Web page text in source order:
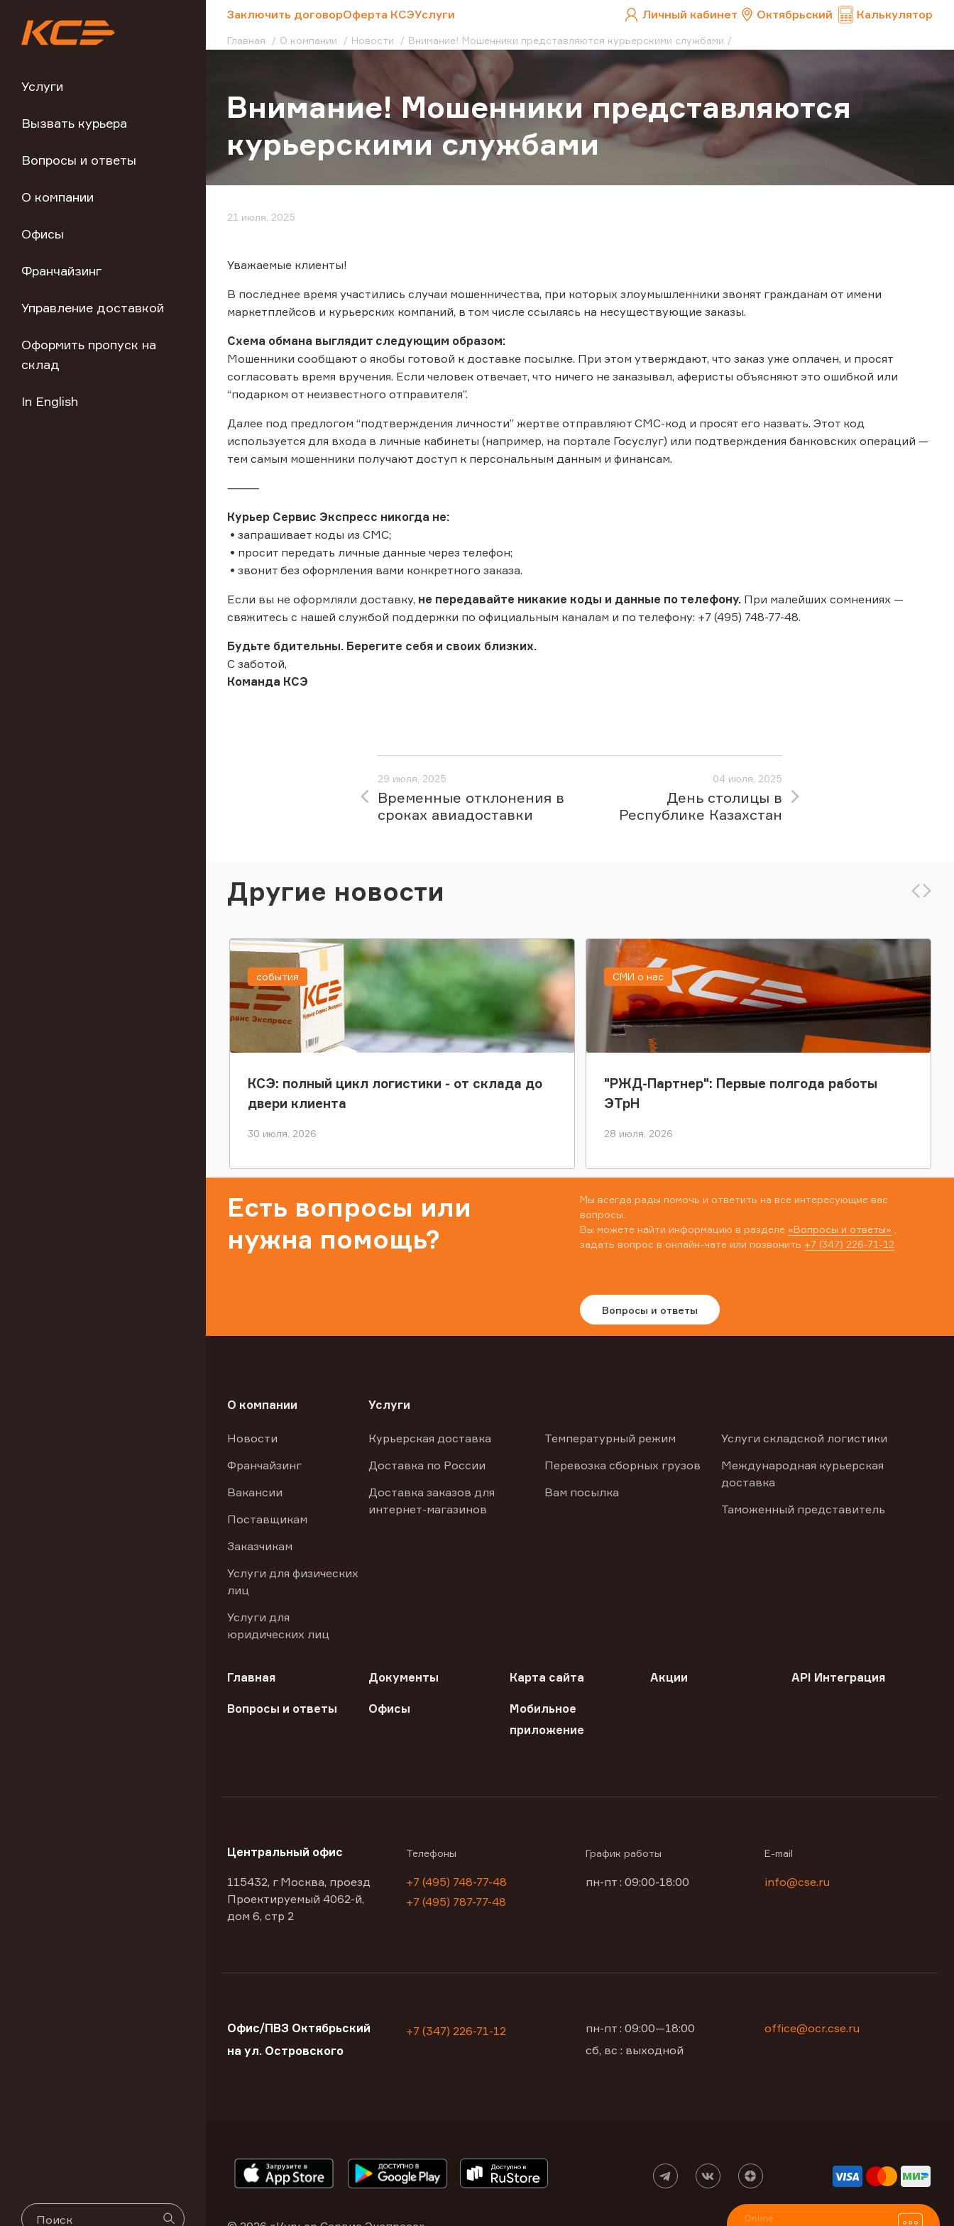
Услуги
Вызвать курьера
Вопросы и ответы
О компании
Офисы
Франчайзинг
Управление доставкой
Оформить пропуск на
склад
In English
Заключить договорОферта КСЭУслуги Личный кабинет Октябрьский Калькулятор
Главная О компании Новости Внимание! Мошенники представляются курьерскими службами
Внимание! Мошенники представляются
курьерскими службами
21 июля, 2025
Уважаемые клиенты!
В последнее время участились случаи мошенничества, при которых злоумышленники звонят гражданам от имени
маркетплейсов и курьерских компаний, в том числе ссылаясь на несуществующие заказы.
Схема обмана выглядит следующим образом:
Мошенники сообщают о якобы готовой к доставке посылке. При этом утверждают, что заказ уже оплачен, и просят
согласовать время вручения. Если человек отвечает, что ничего не заказывал, аферисты объясняют это ошибкой или
“подарком от неизвестного отправителя”.
Далее под предлогом “подтверждения личности” жертве отправляют СМС-код и просят его назвать. Этот код
используется для входа в личные кабинеты (например, на портале Госуслуг) или подтверждения банковских операций —
тем самым мошенники получают доступ к персональным данным и финансам.
⸻
Курьер Сервис Экспресс никогда не:
• запрашивает коды из СМС;
• просит передать личные данные через телефон;
• звонит без оформления вами конкретного заказа.
Если вы не оформляли доставку, не передавайте никакие коды и данные по телефону. При малейших сомнениях —
свяжитесь с нашей службой поддержки по официальным каналам и по телефону: +7 (495) 748-77-48.
Будьте бдительны. Берегите себя и своих близких.
С заботой,
Команда КСЭ
29 июля, 2025
Временные отклонения в
сроках авиадоставки
04 июля, 2025
День столицы в
Республике Казахстан
Другие новости
КСЭ: полный цикл логистики - от склада до
двери клиента
30 июля, 2026
события
"РЖД-Партнер": Первые полгода работы
ЭТрН
28 июля, 2026
СМИ о нас
Есть вопросы или
нужна помощь?
Мы всегда рады помочь и ответить на все интересующие вас
вопросы.
Вы можете найти информацию в разделе «Вопросы и ответы»
задать вопрос в онлайн-чате или позвонить +7 (347) 226-71-12
Вопросы и ответы
О компании
Новости
Франчайзинг
Вакансии
Поставщикам
Заказчикам
Услуги для физических
лиц
Услуги для
юридических лиц
Услуги
Курьерская доставка
Доставка по России
Доставка заказов для
интернет-магазинов
Температурный режим
Перевозка сборных грузов
Вам посылка
Услуги складской логистики
Международная курьерская
доставка
Таможенный представитель
Главная Документы Карта сайта Акции API Интеграция
Вопросы и ответы Офисы
Мобильное
приложение
Центральный офис
115432, г Москва, проезд
Проектируемый 4062-й,
дом 6, стр 2
Телефоны
+7 (495) 748-77-48
+7 (495) 787-77-48
График работы
пн-пт : 09:00-18:00
E-mail
info@cse.ru
Офис/ПВЗ Октябрьский
на ул. Островского
+7 (347) 226-71-12
пн-пт : 09:00—18:00
сб, вс : выходной
office@ocr.cse.ru